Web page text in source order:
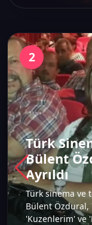
2
Türk
Bülent
Ayrıldı
Türk sinema ve
Bülent Özdural,
'Kuzenlerim' ve